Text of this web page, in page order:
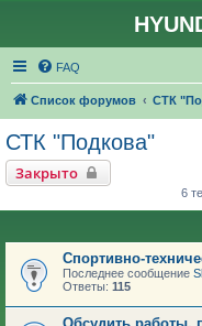
FAQ
Список форумов СТК
СТК "Подкова"
Закрыто
6
Спортивно-
Последнее сообщение
Ответы: 115